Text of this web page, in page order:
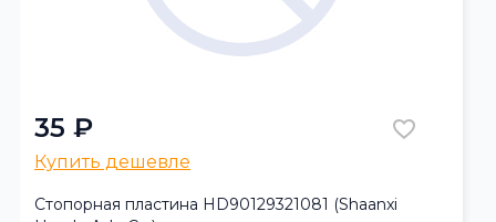
35 ₽
Купить дешевле
Стопорная пластина HD90129321081 (Shaanxi